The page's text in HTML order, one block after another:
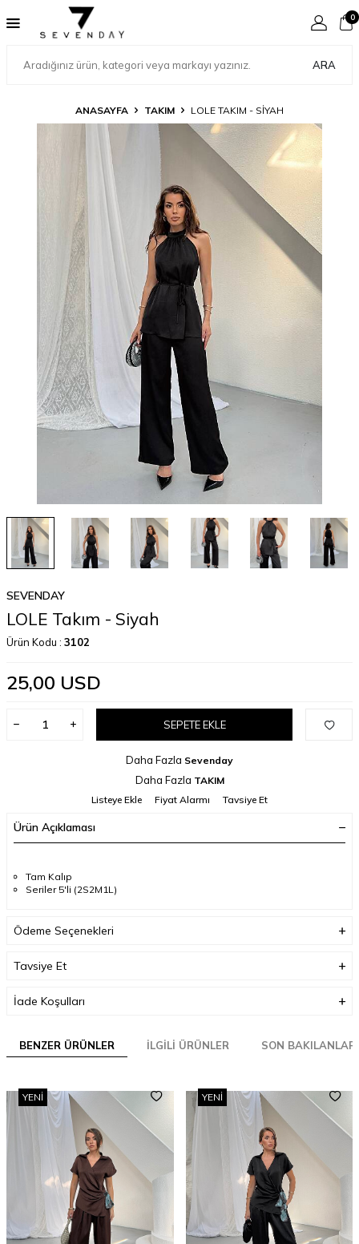
ARA
0
ANASAYFA TAKIM LOLE TAKIM - SIYAH
SEVENDAY
LOLE Takım - Siyah
Ürün Kodu : 3102
25,00 USD
SEPETE EKLE
Daha Fazla Sevenday
Daha Fazla TAKIM
Listeye Ekle
Fiyat Alarmı Tavsiye Et
Ürün Açıklaması
Tam Kalıp
Seriler 5'li (2S2M1L)
Ödeme Seçenekleri
Tavsiye Et
İade Koşulları
BENZER ÜRÜNLER İLGILI ÜRÜNLER SON BAKILANLAR
YENI YENI